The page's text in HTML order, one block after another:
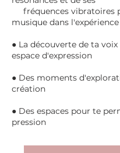
fréquences vibratoires
musique dans
● La découverte de ta
espace d'expression
● Des moments
création
● Des espaces pour te
pression